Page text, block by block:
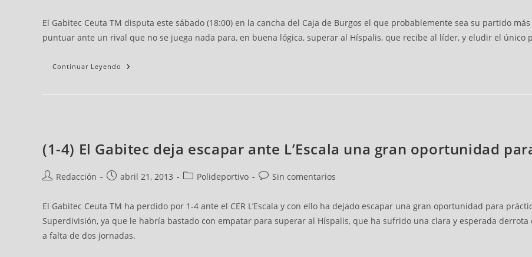
El Gabitec Ceuta TM disputa este sábado (18:00) en la cancha del Caja de Burgos el que probablemente sea su partido
puntuar ante un rival que no se juega nada para, en buena lógica, superar al Híspalis, que recibe al líder, y eludir el único
Continuar Leyendo
(1-4) El Gabitec deja escapar ante L’Escala una gran oportunidad
Redacción abril 21, 2013 Polideportivo Sin comentarios
El Gabitec Ceuta TM ha perdido por 1-4 ante el CER L’Escala y con ello ha dejado escapar una gran oportunidad para
Superdivisión, ya que le habría bastado con empatar para superar al Híspalis, que ha sufrido una clara y esperada derrota
a falta de dos jornadas.